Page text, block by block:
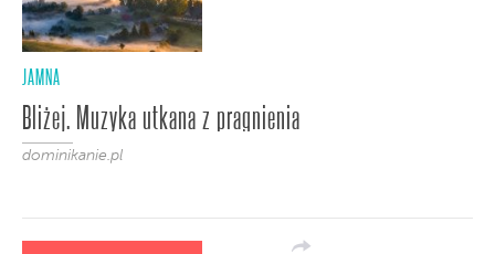
JAMNA
Bliżej. Muzyka utkana z pragnienia
dominikanie.pl